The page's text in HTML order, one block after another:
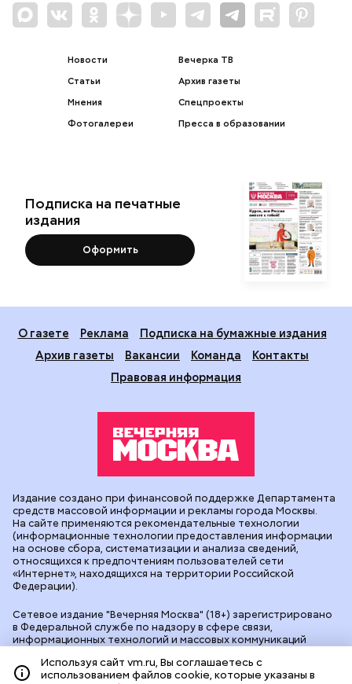
Новости
Статьи
Мнения
Фотогалереи
Вечерка ТВ
Архив газеты
Спецпроекты
Пресса в образовании
Подписка на печатные
издания
Оформить
О газете Реклама
Подписка на бумажные издания
Архив газеты
Вакансии Команда
Контакты
Правовая информация
Сетевое издание "Вечерняя Москва" (18+) зарегистрировано
в Федеральной службе по надзору в сфере связи,
информационных технологий и массовых коммуникаций
90524 от 09.12.2025. Учредитель: АО "Редакция газеты
"Вечерняя Москва". Главный редактор vm.ru: Александр
Издание создано при финансовой поддержке Департамента
средств массовой информации и рекламы города Москвы.
На сайте применяются рекомендательные технологии
(информационные технологии предоставления информации
на основе сбора, систематизации и анализа сведений,
относящихся к предпочтениям пользователей сети
«Интернет», находящихся на территории Российской
Федерации).
Используя сайт vm.ru, Вы соглашаетесь с
использованием файлов cookie, которые указаны в